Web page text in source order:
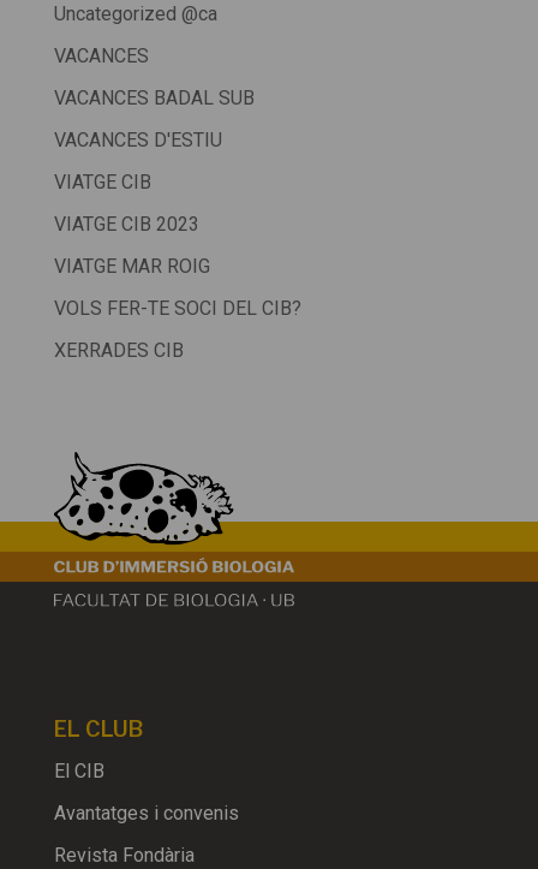
Uncategorized @ca
VACANCES
VACANCES BADAL SUB
VACANCES D'ESTIU
VIATGE CIB
VIATGE CIB 2023
VIATGE MAR ROIG
VOLS FER-TE SOCI DEL CIB?
XERRADES CIB
EL CLUB
El CIB
Avantatges i convenis
Revista Fondària